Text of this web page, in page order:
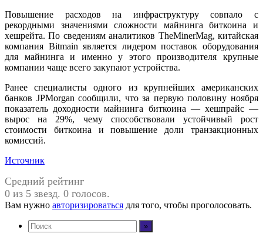
Повышение расходов на инфраструктуру совпало с
рекордными значениями сложности майнинга биткоина и
хешрейта. По сведениям аналитиков TheMinerMag, китайская
компания Bitmain является лидером поставок оборудования
для майнинга и именно у этого производителя крупные
компании чаще всего закупают устройства.
Ранее специалисты одного из крупнейших американских
банков JPMorgan сообщили, что за первую половину ноября
показатель доходности майнинга биткоина — хешпрайс —
вырос на 29%, чему способствовали устойчивый рост
стоимости биткоина и повышение доли транзакционных
комиссий.
Источник
Средний рейтинг
0 из 5 звезд. 0 голосов.
Вам нужно авторизироваться для того, чтобы проголосовать.